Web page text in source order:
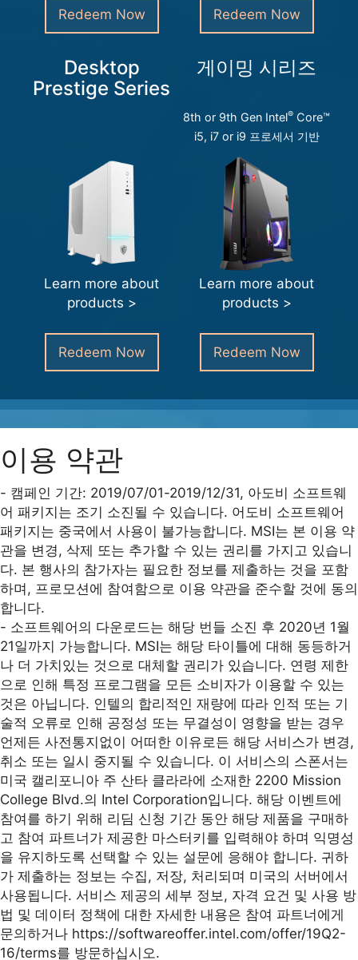
Redeem Now Redeem Now
Desktop
Prestige Series
Learn more about
products >
Redeem Now
게이밍 시리즈
8th or 9th Gen Intel® Core™
i5, i7 or i9 프로세서 기반
Learn more about
products >
Redeem Now
이용 약관
- 캠페인 기간: 2019/07/01-2019/12/31, 아도비 소프트웨
어 패키지는 조기 소진될 수 있습니다. 어도비 소프트웨어
패키지는 중국에서 사용이 불가능합니다. MSI는 본 이용 약
관을 변경, 삭제 또는 추가할 수 있는 권리를 가지고 있습니
다. 본 행사의 참가자는 필요한 정보를 제출하는 것을 포함
하며, 프로모션에 참여함으로 이용 약관을 준수할 것에 동의
합니다.
- 소프트웨어의 다운로드는 해당 번들 소진 후 2020년 1월
21일까지 가능합니다. MSI는 해당 타이틀에 대해 동등하거
나 더 가치있는 것으로 대체할 권리가 있습니다. 연령 제한
으로 인해 특정 프로그램을 모든 소비자가 이용할 수 있는
것은 아닙니다. 인텔의 합리적인 재량에 따라 인적 또는 기
술적 오류로 인해 공정성 또는 무결성이 영향을 받는 경우
언제든 사전통지없이 어떠한 이유로든 해당 서비스가 변경,
취소 또는 일시 중지될 수 있습니다. 이 서비스의 스폰서는
미국 캘리포니아 주 산타 클라라에 소재한 2200 Mission
College Blvd.의 Intel Corporation입니다. 해당 이벤트에
참여를 하기 위해 리딤 신청 기간 동안 해당 제품을 구매하
고 참여 파트너가 제공한 마스터키를 입력해야 하며 익명성
을 유지하도록 선택할 수 있는 설문에 응해야 합니다. 귀하
가 제출하는 정보는 수집, 저장, 처리되며 미국의 서버에서
사용됩니다. 서비스 제공의 세부 정보, 자격 요건 및 사용 방
법 및 데이터 정책에 대한 자세한 내용은 참여 파트너에게
문의하거나 https://softwareoffer.intel.com/offer/19Q2-
16/terms를 방문하십시오.